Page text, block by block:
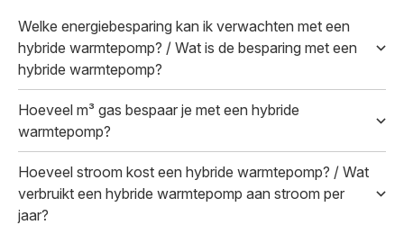
Welke energiebesparing kan ik verwachten met een
hybride warmtepomp? / Wat is de besparing met een
hybride warmtepomp?
Hoeveel m³ gas bespaar je met een hybride
warmtepomp?
Hoeveel stroom kost een hybride warmtepomp? / Wat
verbruikt een hybride warmtepomp aan stroom per
jaar?